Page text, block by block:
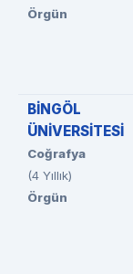
Örgün
BİNGÖL
ÜNİVERSİTESİ
Coğrafya
(4 Yıllık)
Örgün